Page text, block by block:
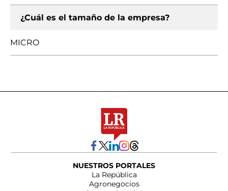
¿Cuál es el tamaño de la empresa?
MICRO
NUESTROS PORTALES
La República
Agronegocios